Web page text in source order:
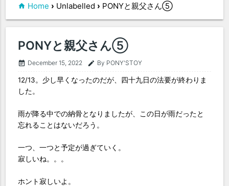
Home › Unlabelled › PONYと親父さん⑤
PONYと親父さん⑤
event_note December 15, 2022 edit By PONY'STOY
12/13。少し早くなったのだが、四十九日の法要が終わりま
した。
雨が降る中での納骨となりましたが、この日が雨だったと
忘れることはないだろう。
一つ、一つと予定が過ぎていく。
寂しいね。。。
ホント寂しいよ。